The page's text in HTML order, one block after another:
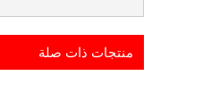
منتجات ذات صلة